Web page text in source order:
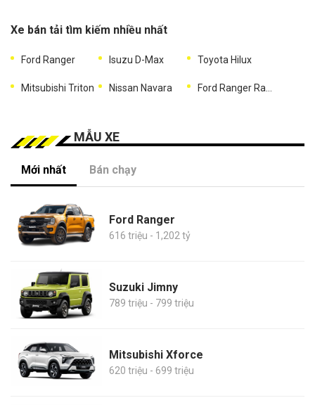
Xe bán tải tìm kiếm nhiều nhất
Ford Ranger Isuzu D-Max Toyota Hilux
Mitsubishi Triton Nissan Navara
MẪU XE
Mới nhất Bán chạy
Ford Ranger
616 triệu - 1,202 tỷ
Suzuki Jimny
789 triệu - 799 triệu
Mitsubishi Xforce
620 triệu - 699 triệu